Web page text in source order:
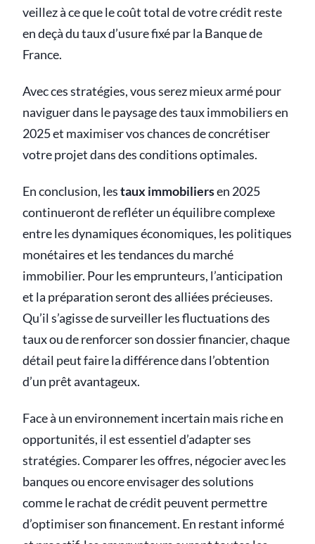
veillez à ce que le coût total de votre crédit reste
en deçà du taux d’usure fixé par la Banque de
France.
Avec ces stratégies, vous serez mieux armé pour
naviguer dans le paysage des taux immobiliers en
2025 et maximiser vos chances de concrétiser
votre projet dans des conditions optimales.
En conclusion, lestaux immobiliersen 2025
continueront de refléter un équilibre complexe
entre les dynamiques économiques, les politiques
monétaires et les tendances du marché
immobilier. Pour les emprunteurs, l’anticipation
et la préparation seront des alliées précieuses.
Qu’il s’agisse de surveiller les fluctuations des
taux ou de renforcer son dossier financier, chaque
détail peut faire la différence dans l’obtention
d’un prêt avantageux.
Face à un environnement incertain mais riche en
opportunités, il est essentiel d’adapter ses
stratégies. Comparer les offres, négocier avec les
banques ou encore envisager des solutions
comme le rachat de crédit peuvent permettre
d’optimiser son financement. En restant informé